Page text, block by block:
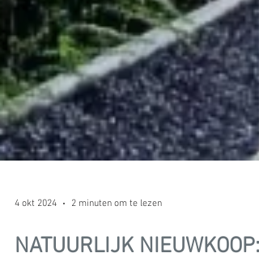
4 okt 2024 2 minuten om te lezen